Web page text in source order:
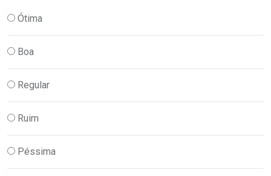
Ótima
Boa
Regular
Ruim
Péssima